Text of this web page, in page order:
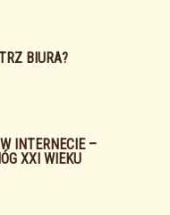
BIURA?
INTERNECIE –
XXI WIEKU